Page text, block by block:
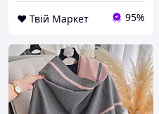
❤️ Твій Маркет 95%